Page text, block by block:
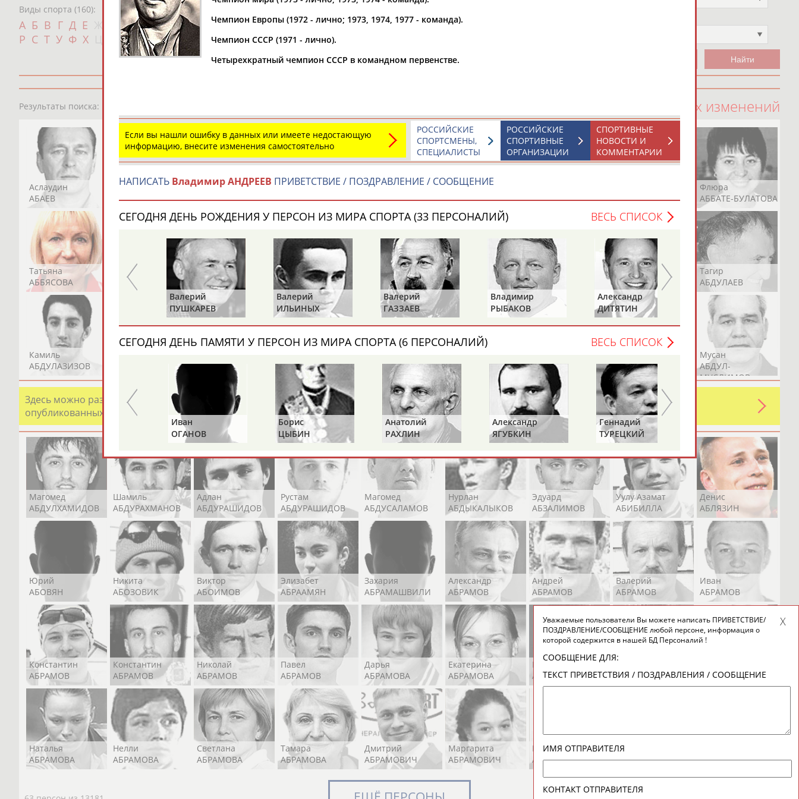
Виды спорта (160):
А Б В Г Д Е И К Л М Н О
П
Р С Т У Ф Х Ш Щ Э Ю Я
Дата рождения
чч год
Результаты поиска: 100 последних изменений
Аслаудин
АБАЕВ
Елена
АБАИМОВА
Мария
АБАКУМОВА
Юлия
АБАЛАКИНА
Дмитрий
АБАРЕНОВ
Тамилла
АБАСОВА
АБАЧАРАЕВ
АБАШИДЗЕ
Флюра
АББАТЕ-БУЛАТОВА
Татьяна
АББЯСОВА
Акжана
АБДИКАРИМОВА
Артур
АБДРАХМАНОВ
Каримжан
АБДРАХМАНОВ
Аделя
АБДРАХМАНОВА
Андрей
АБДУВАЛИЕВ
Герман
АБДУЛАЕВ
Рамазан
АБДУЛАЕВ
Тагир
АБДУЛАЕВ
Камиль
АБДУЛАЗИЗОВ
АБДУЛДАУДОВ
АБДУЛЖАЛИЛОВ
АБДУЛКАГИРОВ
АБДУЛЛАЕВ
АБДУЛЛИН
АБДУЛЛИН
Мусан
АБДУЛ-
МУСЛИМОВ
Здесь можно разместить информацию о хорошо известном спортсмене, тренере, специалисте или исправить какую-либо ошибку в уже
опубликованных записях. Страна должна знать своих героев! Герои спорта - это одни из главных патриотов своей страны!
Магомед
АБДУЛХАМИДОВ
Шамиль
АБДУРАХМАНОВ
Адлан
АБДУРАШИДОВ
Рустам
АБДУРАШИДОВ
Магомед
АБДУСАЛАМОВ
Нурлан
АБДЫКАЛЫКОВ
Эдуард
АБЗАЛИМОВ
Уулу Азамат
АБИБИЛЛА
Денис
АБЛЯЗИН
Юрий
АБОВЯН
Никита
АБОЗОВИК
Виктор
АБОИМОВ
Элизабет
АБРААМЯН
Захария
АБРАМАШВИЛИ
Александр
АБРАМОВ
Андрей
АБРАМОВ
Валерий
АБРАМОВ
Иван
АБРАМОВ
Константин
АБРАМОВ
Константин
АБРАМОВ
Николай
АБРАМОВ
Павел
АБРАМОВ
Дарья
АБРАМОВА
Екатерина
АБРАМОВА
Екатерина
АБРАМОВА
Ирина
АБРАМОВА
АБРАМОВА
Наталья
АБРАМОВА
Нелли
АБРАМОВА
Светлана
АБРАМОВА
Тамара
АБРАМОВА
Дмитрий
АБРАМОВИЧ
Маргарита
АБРАМОВИЧ
Иракли
АБРАМЯН
Осеп
АБРАМЯН
АБРАРОВ
Чемпион Европы (1972 - лично; 1973, 1974, 1977 - команда).
Чемпион СССР (1971 - лично).
Четырехкратный чемпион СССР в командном первенстве.
Если вы нашли ошибку в данных или имеете недостающую
информацию, внесите изменения самостоятельно
СПОРТИВНЫЕ
НОВОСТИ И
КОММЕНТАРИИ
РОССИЙСКИЕ
СПОРТИВНЫЕ
ОРГАНИЗАЦИИ
РОССИЙСКИЕ
СПОРТСМЕНЫ,
СПЕЦИАЛИСТЫ
НАПИСАТЬ Владимир АНДРЕЕВ ПРИВЕТСТВИЕ / ПОЗДРАВЛЕНИЕ / СООБЩЕНИЕ
СЕГОДНЯ ДЕНЬ РОЖДЕНИЯ У ПЕРСОН ИЗ МИРА СПОРТА (33 ПЕРСОНАЛИЙ) ВЕСЬ СПИСОК
Харис
ЮНИЧЕВ
Валерий
ПУШКАРЕВ
Валерий
ИЛЬИНЫХ
Валерий
ГАЗЗАЕВ
Владимир
РЫБАКОВ
Александр
ДИТЯТИН
Лариса
КАРЛОВА
СЕГОДНЯ ДЕНЬ ПАМЯТИ У ПЕРСОН ИЗ МИРА СПОРТА (6 ПЕРСОНАЛИЙ) ВЕСЬ СПИСОК
ЛАУРИТЕНАС
Иван
ОГАНОВ
Борис
ЦЫБИН
Анатолий
РАХЛИН
Александр
ЯГУБКИН
Геннадий
ТУРЕЦКИЙ
Уважаемые пользователи Вы можете написать ПРИВЕТСТВИЕ/
ПОЗДРАВЛЕНИЕ/СООБЩЕНИЕ любой персоне, информация о
которой содержится в нашей БД Персоналий !
СООБЩЕНИЕ ДЛЯ:
ТЕКСТ ПРИВЕТСТВИЯ / ПОЗДРАВЛЕНИЯ / СООБЩЕНИЕ
ИМЯ ОТПРАВИТЕЛЯ
КОНТАКТ ОТПРАВИТЕЛЯ